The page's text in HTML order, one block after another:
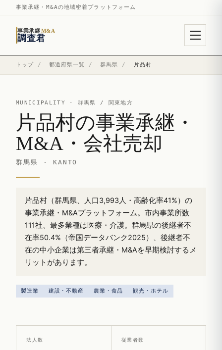
事業承継・M&Aの地域密着プラットフォーム
事業承継M&A
調査君
トップ / 都道府県一覧 / 群馬県 / 片品村
MUNICIPALITY · 群馬県 / 関東地方
片品村の事業承継・
M&A・会社売却
群馬県 · KANTO
片品村（群馬県、人口3,993人・高齢化率41%）の
事業承継・M&Aプラットフォーム。市内事業所数
111社、最多業種は医療・介護。群馬県の後継者不
在率50.4%（帝国データバンク2025）、後継者不
在の中小企業は第三者承継・M&Aを早期検討するメ
リットがあります。
製造業 建設・不動産 農業・食品 観光・ホテル
法人数 従業者数